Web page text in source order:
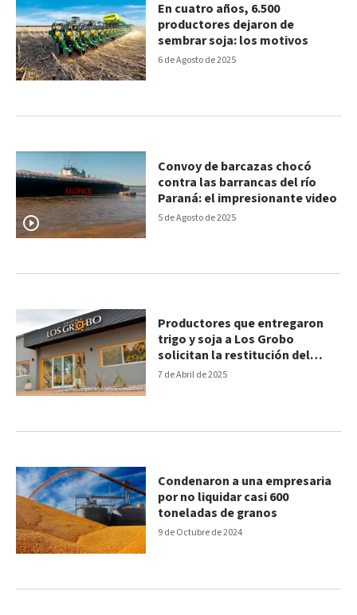
6 de Agosto de 2025
En cuatro años, 6.500
productores dejaron de
sembrar soja: los motivos
5 de Agosto de 2025
Convoy de barcazas chocó
contra las barrancas del río
Paraná: el impresionante video
7 de Abril de 2025
Productores que entregaron
trigo y soja a Los Grobo
solicitan la restitución del
grano
9 de Octubre de 2024
Condenaron a una empresaria
por no liquidar casi 600
toneladas de granos